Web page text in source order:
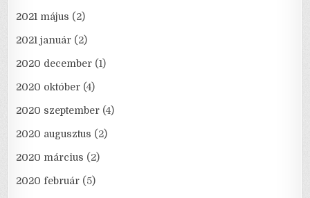
2021 május (2)
2021 január (2)
2020 december (1)
2020 október (4)
2020 szeptember (4)
2020 augusztus (2)
2020 március (2)
2020 február (5)